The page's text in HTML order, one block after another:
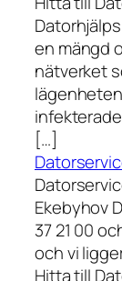
en mängd
nätverket
[…]
Ekebyhov
37 21 00
och vi
Hitta till